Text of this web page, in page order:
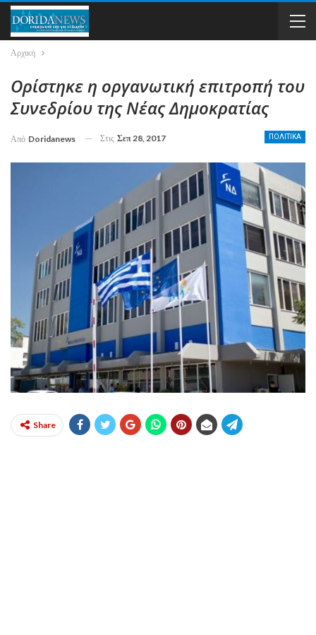
Αρχική
Ορίστηκε η οργανωτική επιτροπή του
Συνεδρίου της Νέας Δημοκρατίας
ΠΟΛΙΤΙΚΑ
Από Doridanews Στις Σεπ 28, 2017
Share